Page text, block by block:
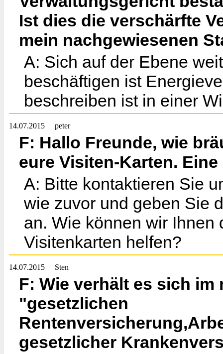
Ist dies die verschärfte
mein nachgewiesenen
A: Sich auf der Ebene
beschäftigen ist
beschreiben ist in einer
14.07.2015 peter
F: Hallo Freunde, wie
eure Visiten-Karten.
A: Bitte kontaktieren Sie
wie zuvor und geben Sie
an. Wie können wir Ihnen
Visitenkarten helfen?
14.07.2015 Sten
F: Wie verhält es sich
"gesetzlichen
gesetzlicher